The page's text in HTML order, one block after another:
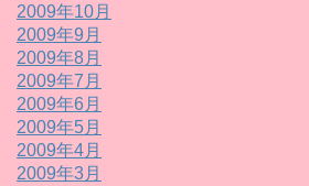
2009年10月
2009年9月
2009年8月
2009年7月
2009年6月
2009年5月
2009年4月
2009年3月